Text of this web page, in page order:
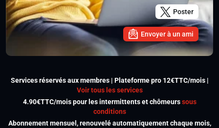
Poster
Envoyer à un ami
Services réservés aux membres | Plateforme pro 12€TTC/mois |
Voir tous les services
4.90€TTC/mois pour les intermittents et chômeurssous
conditions
Abonnement mensuel, renouvelé automatiquement chaque mois,